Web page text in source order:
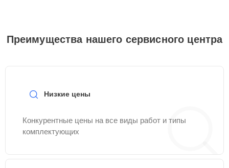
Преимущества нашего сервисного центра
Низкие цены
Конкурентные цены на все виды работ и типы
комплектующих